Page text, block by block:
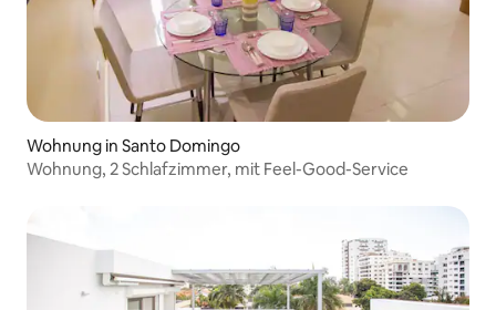
Wohnung in Santo Domingo
Wohnung, 2 Schlafzimmer, mit Feel-Good-Service